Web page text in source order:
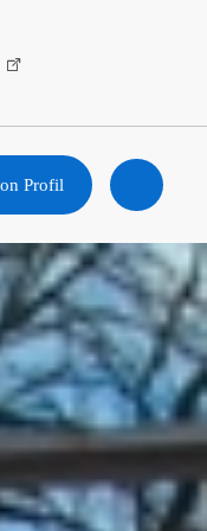
Profil
Ouvrir
la